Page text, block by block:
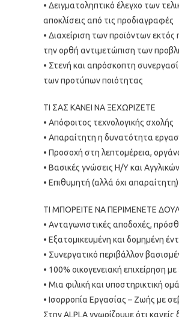
• Δειγματοληπτικό έλεγχο των
αποκλίσεις από τις προδιαγραφές
• Διαχείριση των προϊόντων
την ορθή αντιμετώπιση των
• Στενή και απρόσκοπτη
των προτύπων ποιότητας
ΤΙ ΣΑΣ ΚΑΝΕΙ ΝΑ ΞΕΧΩΡΙΖΕΤΕ
• Απόφοιτος τεχνολογικής σχολής
• Απαραίτητη η δυνατότητα
• Προσοχή στη λεπτομέρεια,
• Βασικές γνώσεις Η/Υ και Αγγλικών
• Επιθυμητή (αλλά όχι
ΤΙ ΜΠΟΡΕΙΤΕ ΝΑ ΠΕΡΙΜΕΝΕΤΕ
• Ανταγωνιστικές αποδοχές,
• Εξατομικευμένη και δομημένη
• Συνεργατικό περιβάλλον
• 100% οικογενειακή επιχείρηση
• Μια φιλική και υποστηρικτική
• Ισορροπία Εργασίας – Ζωής με
Στην ALPLA γνωρίζουμε ότι